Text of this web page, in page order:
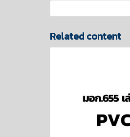
Related content